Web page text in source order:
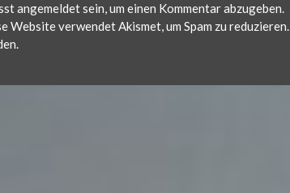
angemeldetsein, um einen Kommentar abzugeben.
Website verwendet Akismet, um Spam zu reduzieren.